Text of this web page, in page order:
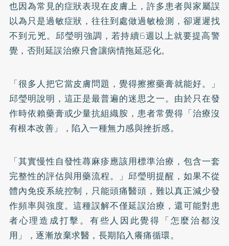
也因為常見的症狀表現在皮膚上，許多患者與家屬誤
以為只是過敏症狀，往往到處做過敏檢測，卻遲遲找
不到元兇。邱瑩明強調，若持續6週以上就要提高警
覺，否則延誤治療只會讓病情拖延惡化。
「很多人把它當皮膚問題，覺得擦擦藥膏就能好。」
邱瑩明說明，這正是最普遍的迷思之一。由於只在發
作時依賴藥膏或少量抗組織胺，患者常覺得「治療沒
有根本改善」，陷入一種無力感與挫折感。
「其實慢性自發性蕁麻疹應該用標準治療，包含一套
完整性的評估與用藥流程。」邱瑩明提醒，如果不從
體內免疫系統控制，只能頭痛醫頭，難以真正減少發
作頻率與強度。這種誤解不僅延誤治療，還可能對患
者心理造成打擊。有些人因此覺得「怎麼治都沒
用」，逐漸放棄求醫，長期陷入癢痛循環。